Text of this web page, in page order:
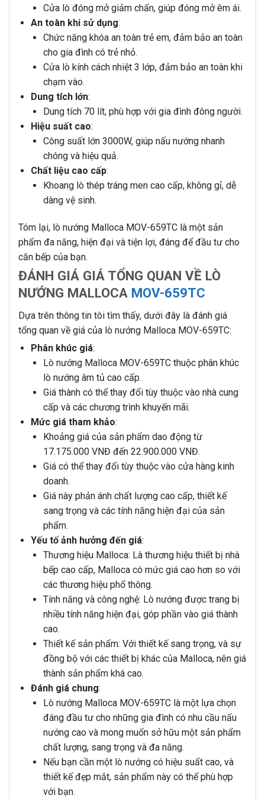
Cửa lò đóng mở giảm chấn, giúp đóng mở êm ái.
An toàn khi sử dụng:
Chức năng khóa an toàn trẻ em, đảm bảo an toàn
cho gia đình có trẻ nhỏ.
Cửa lò kính cách nhiệt 3 lớp, đảm bảo an toàn khi
chạm vào.
Dung tích lớn:
Dung tích 70 lít, phù hợp với gia đình đông người.
Hiệu suất cao:
Công suất lớn 3000W, giúp nấu nướng nhanh
chóng và hiệu quả.
Chất liệu cao cấp:
Khoang lò thép tráng men cao cấp, không gỉ, dễ
dàng vệ sinh.
Tóm lại, lò nướng Malloca MOV-659TC là một sản
phẩm đa năng, hiện đại và tiện lợi, đáng để đầu tư cho
căn bếp của bạn.
ĐÁNH GIÁ GIÁ TỔNG QUAN VỀ LÒ
NƯỚNG MALLOCA MOV-659TC
Dựa trên thông tin tôi tìm thấy, dưới đây là đánh giá
tổng quan về giá của lò nướng Malloca MOV-659TC:
Phân khúc giá:
Lò nướng Malloca MOV-659TC thuộc phân khúc
lò nướng âm tủ cao cấp.
Giá thành có thể thay đổi tùy thuộc vào nhà cung
cấp và các chương trình khuyến mãi.
Mức giá tham khảo:
Khoảng giá của sản phẩm dao động từ
17.175.000 VNĐ đến 22.900.000 VNĐ.
Giá có thể thay đổi tùy thuộc vào cửa hàng kinh
doanh.
Giá này phản ánh chất lượng cao cấp, thiết kế
sang trọng và các tính năng hiện đại của sản
phẩm.
Yếu tố ảnh hưởng đến giá:
Thương hiệu Malloca: Là thương hiệu thiết bị nhà
bếp cao cấp, Malloca có mức giá cao hơn so với
các thương hiệu phổ thông.
Tính năng và công nghệ: Lò nướng được trang bị
nhiều tính năng hiện đại, góp phần vào giá thành
cao.
Thiết kế sản phẩm: Với thiết kế sang trọng, và sự
đồng bộ với các thiết bị khác của Malloca, nên giá
thành sản phẩm khá cao.
Đánh giá chung:
Lò nướng Malloca MOV-659TC là một lựa chọn
đáng đầu tư cho những gia đình có nhu cầu nấu
nướng cao và mong muốn sở hữu một sản phẩm
chất lượng, sang trọng và đa năng.
Nếu bạn cần một lò nướng có hiệu suất cao, và
thiết kế đẹp mắt, sản phẩm này có thể phù hợp
với bạn.